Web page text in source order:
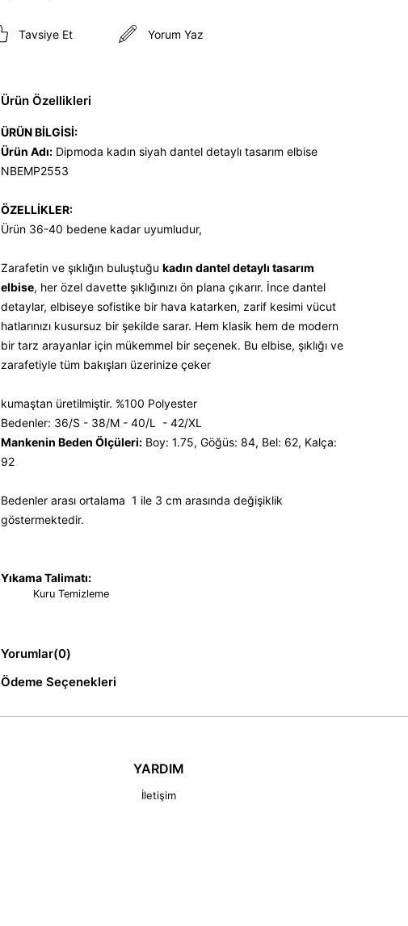
Tavsiye Et Yorum Yaz
Ürün Özellikleri
ÜRÜN BİLGİSİ:
Ürün Adı: Dipmoda kadın siyah dantel detaylı tasarım elbise
NBEMP2553
ÖZELLİKLER:
Ürün 36-40 bedene kadar uyumludur,
Zarafetin ve şıklığın buluştuğu kadın dantel detaylı tasarım
elbise, her özel davette şıklığınızı ön plana çıkarır. İnce dantel
detaylar, elbiseye sofistike bir hava katarken, zarif kesimi vücut
hatlarınızı kusursuz bir şekilde sarar. Hem klasik hem de modern
bir tarz arayanlar için mükemmel bir seçenek. Bu elbise, şıklığı ve
zarafetiyle tüm bakışları üzerinize çeker
kumaştan üretilmiştir. %100 Polyester
Bedenler: 36/S - 38/M - 40/L - 42/XL
Mankenin Beden Ölçüleri: Boy: 1.75, Göğüs: 84, Bel: 62, Kalça:
92
Bedenler arası ortalama 1 ile 3 cm arasında değişiklik
göstermektedir.
Yıkama Talimatı:
Kuru Temizleme
Yorumlar(0)
Ödeme Seçenekleri
YARDIM
İletişim